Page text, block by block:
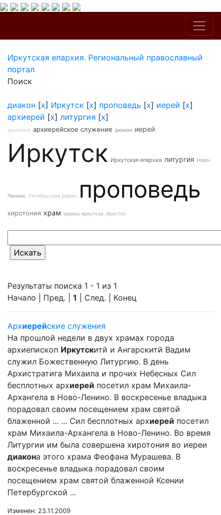
Иркутская епархия. Региональный православный
портал
Поиск
диакон [x] Иркутск [x] проповедь [x] иерей [x]
архиерей [x] литургия [x]
архиерей архиерейское служение диакон иерей
Иркутск Иркутская епархия литургия Ново-
Ленино Октябрьский район проповедь
хиротония храм храмы иркутска Христос
Результаты поиска 1 - 1 из 1
Начало | Пред. | 1 | След. | Конец
Архиерейские служения
На прошлой недели в двух храмах города
архиепископ Иркутскитй и Ангарскитй Вадим
служил Божественную Литургию. В день
Архистратига Михаила и прочих Небесных Сил
бесплотных архиерей посетил храм Михаила-
Архангела в Ново-Ленино. В воскресенье владыка
порадовал своим посещением храм святой
блаженной ... ... Сил бесплотных архиерей посетил
храм Михаила-Архангела в Ново-Ленино. Во время
Литургии им была совершена хиротония во иереи
диакона этого храма Феофана Мурашева. В
воскресенье владыка порадовал своим
посещением храм святой блаженной Ксении
Петербургской ...
Изменен: 23.11.2009